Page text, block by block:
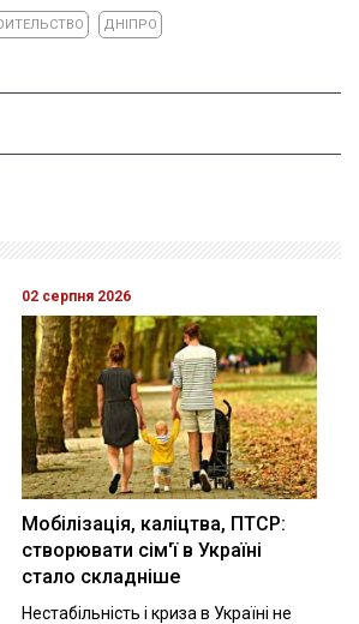
ДНІПРО
02 серпня 2026
Мобілізація, каліцтва, ПТСР:
створювати сім'ї в Україні
стало складніше
Нестабільність і криза в Україні не